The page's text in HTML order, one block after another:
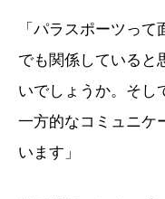
「パラスポーツっ
でも関係していると
いでしょうか。そし
一方的なコミュニケ
います」